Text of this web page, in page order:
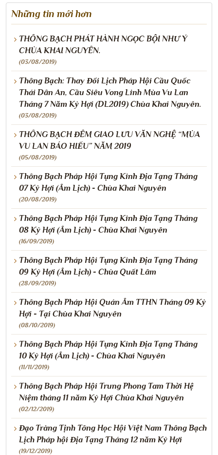
Những tin mới hơn
THÔNG BẠCH PHÁT HÀNH NGỌC BỘI NHƯ Ý
CHÙA KHAI NGUYÊN.
(03/08/2019)
Thông Bạch: Thay Đổi Lịch Pháp Hội Cầu Quốc
Thái Dân An, Cầu Siêu Vong Linh Mùa Vu Lan
Tháng 7 Năm Kỷ Hợi (DL2019) Chùa Khai Nguyên.
(03/08/2019)
THÔNG BẠCH ĐÊM GIAO LƯU VĂN NGHỆ “MÙA
VU LAN BÁO HIẾU” NĂM 2019
(05/08/2019)
Thông Bạch Pháp Hội Tụng Kinh Địa Tạng Tháng
07 Kỷ Hợi (Âm Lịch) - Chùa Khai Nguyên
(20/08/2019)
Thông Bạch Pháp Hội Tụng Kinh Địa Tạng Tháng
08 Kỷ Hợi (Âm Lịch) - Chùa Khai Nguyên
(16/09/2019)
Thông Bạch Pháp Hội Tụng Kinh Địa Tạng Tháng
09 Kỷ Hợi (Âm Lịch) - Chùa Quất Lâm
(28/09/2019)
Thông Bạch Pháp Hội Quán Âm TTHN Tháng 09 Kỷ
Hợi - Tại Chùa Khai Nguyên
(08/10/2019)
Thông Bạch Pháp Hội Tụng Kinh Địa Tạng Tháng
10 Kỷ Hợi (Âm Lịch) - Chùa Khai Nguyên
(11/11/2019)
Thông Bạch Pháp Hội Trung Phong Tam Thời Hệ
Niệm tháng 11 năm Kỷ Hợi Chùa Khai Nguyên
(02/12/2019)
Đạo Tràng Tịnh Tông Học Hội Việt Nam Thông Bạch
Lịch Pháp hội Địa Tạng Tháng 12 năm Kỷ Hợi
(19/12/2019)